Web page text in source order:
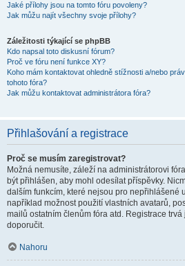
Jaké přílohy jsou na tomto fóru povoleny?
Jak můžu najít všechny svoje přílohy?
Záležitosti týkající se phpBB
Kdo napsal toto diskusní fórum?
Proč ve fóru není funkce XY?
Koho mám kontaktovat ohledně stížnosti a/nebo
tohoto fóra?
Jak můžu kontaktovat administrátora fóra?
Přihlašování a registrace
Proč se musím zaregistrovat?
Možná nemusíte, záleží na administrátorovi
být přihlášen, aby mohl odesílat příspěvky.
dalším funkcím, které nejsou pro nepřihlášené
například možnost použití vlastních avatarů,
mailů ostatním členům fóra atd. Registrace
doporučit.
Nahoru